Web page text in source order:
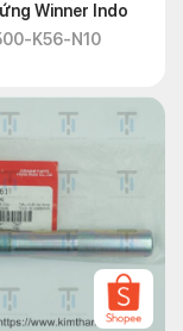
Winner Indo
K56-N10